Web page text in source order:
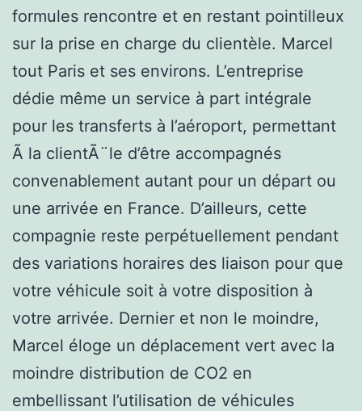
formules rencontre et en restant pointilleux
sur la prise en charge du clientèle. Marcel
tout Paris et ses environs. L’entreprise
dédie même un service à part intégrale
pour les transferts à l’aéroport, permettant
Ã la clientÃ¨le d’être accompagnés
convenablement autant pour un départ ou
une arrivée en France. D’ailleurs, cette
compagnie reste perpétuellement pendant
des variations horaires des liaison pour que
votre véhicule soit à votre disposition à
votre arrivée. Dernier et non le moindre,
Marcel éloge un déplacement vert avec la
moindre distribution de CO2 en
embellissant l’utilisation de véhicules